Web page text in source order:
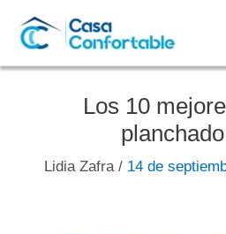
Los 10
Lidia Zafra / 14 de